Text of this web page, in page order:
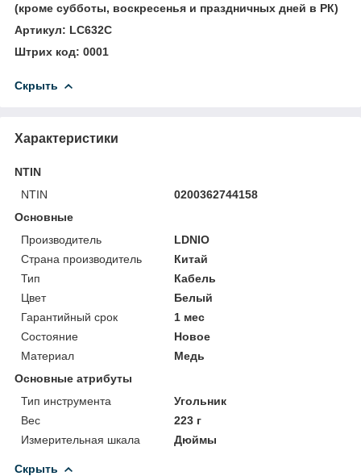
(кроме субботы, воскресенья и праздничных дней в РК)
Артикул: LC632C
Штрих код: 0001
Скрыть
Характеристики
NTIN
NTIN
0200362744158
Основные
Производитель
LDNIO
Страна производитель
Китай
Тип
Кабель
Цвет
Белый
Гарантийный срок
1 мес
Состояние
Новое
Материал
Медь
Основные атрибуты
Тип инструмента
Угольник
Вес
223 г
Измерительная шкала
Дюймы
Скрыть